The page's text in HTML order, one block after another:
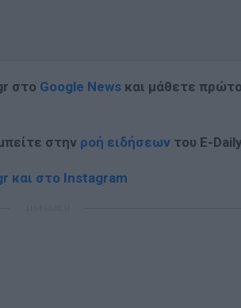
στο Google News και μάθετε
στην ροή ειδήσεων του E-
και στο Instagram